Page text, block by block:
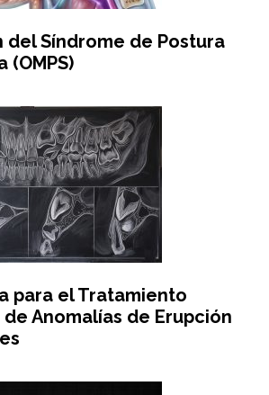
del Síndrome de Postura
(OMPS)
para el Tratamiento
Anomalías de Erupción